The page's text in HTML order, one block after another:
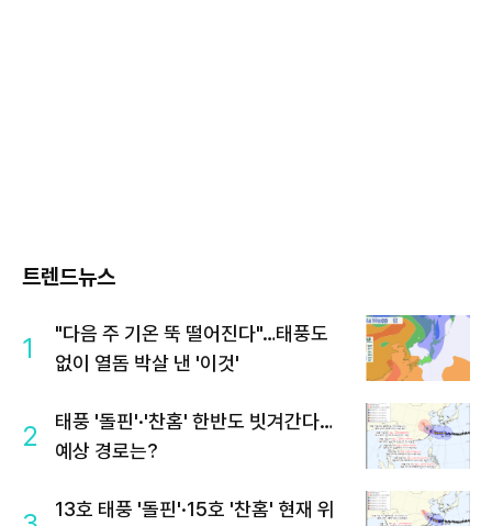
트렌드뉴스
1
"다음 주 기온 뚝 떨어진다"…태풍도
없이 열돔 박살 낸 '이것'
2
태풍 '돌핀'·'찬홈' 한반도 빗겨간다…
예상 경로는?
13호 태풍 '돌핀'·15호 '찬홈' 현재 위